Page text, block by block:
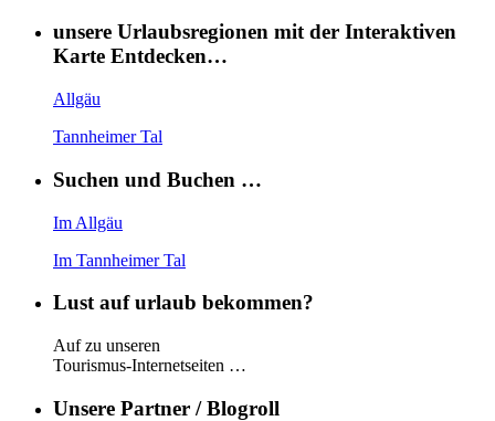
unsere Urlaubsregionen mit der Interaktiven
Karte Entdecken…
Allgäu
Tannheimer Tal
Suchen und Buchen …
Im Allgäu
Im Tannheimer Tal
Lust auf urlaub bekommen?
Auf zu unseren
Tourismus-Internetseiten …
Unsere Partner / Blogroll